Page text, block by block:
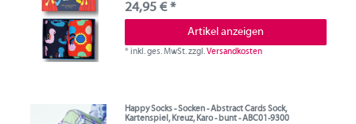
24,95 € *
Artikel anzeigen
*inkl. ges. MwSt.zzgl.Versandkosten
Happy Socks - Socken - Abstract Cards Sock,
Kartenspiel, Kreuz, Karo - bunt - ABC01-9300